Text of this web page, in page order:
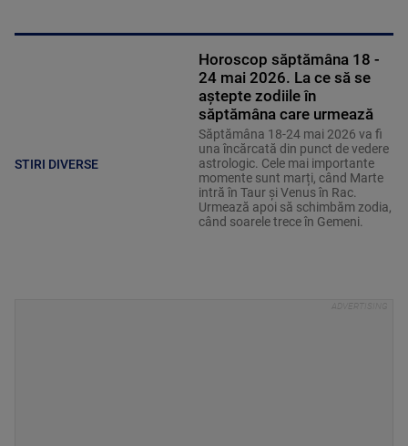
STIRI DIVERSE
Horoscop săptămâna 18 -
24 mai 2026. La ce să se
aștepte zodiile în
săptămâna care urmează
Săptămâna 18-24 mai 2026 va fi
una încărcată din punct de vedere
astrologic. Cele mai importante
momente sunt marți, când Marte
intră în Taur și Venus în Rac.
Urmează apoi să schimbăm zodia,
când soarele trece în Gemeni.